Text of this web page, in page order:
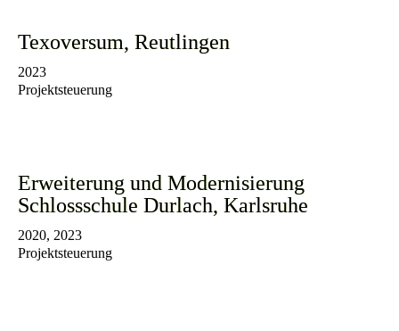
Texoversum, Reutlingen
2023
Projektsteuerung
Erweiterung und Modernisierung
Schlossschule Durlach, Karlsruhe
2020, 2023
Projektsteuerung